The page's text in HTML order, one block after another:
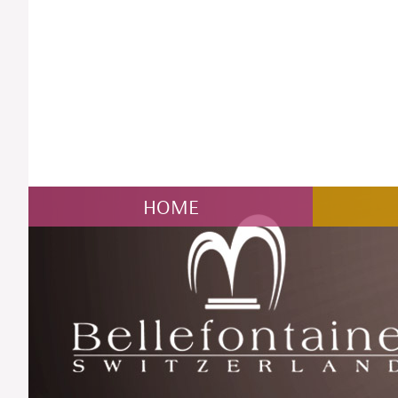
HOME